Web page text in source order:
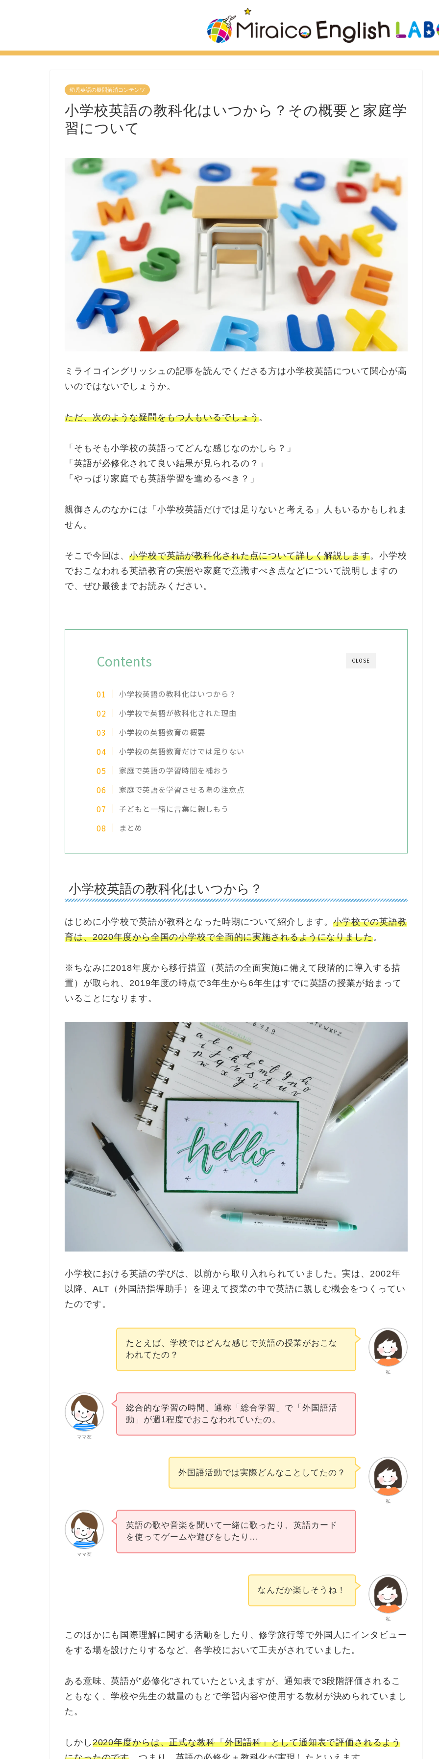
幼児英語の疑問解消コンテンツ
小学校英語の教科化はいつから？その概要と家庭学
習について
ミライコイングリッシュの記事を読んでくださる方は小学校英語について関心が高
いのではないでしょうか。
ただ、次のような疑問をもつ人もいるでしょう。
「そもそも小学校の英語ってどんな感じなのかしら？」
「英語が必修化されて良い結果が見られるの？」
「やっぱり家庭でも英語学習を進めるべき？」
親御さんのなかには「小学校英語だけでは足りないと考える」人もいるかもしれま
せん。
そこで今回は、小学校で英語が教科化された点について詳しく解説します。小学校
でおこなわれる英語教育の実態や家庭で意識すべき点などについて説明しますの
で、ぜひ最後までお読みください。
CLOSE
Contents
小学校英語の教科化はいつから？
小学校で英語が教科化された理由
小学校の英語教育の概要
小学校の英語教育だけでは足りない
家庭で英語の学習時間を補おう
家庭で英語を学習させる際の注意点
子どもと一緒に言葉に親しもう
まとめ
小学校英語の教科化はいつから？
はじめに小学校で英語が教科となった時期について紹介します。 小学校での英語教
育は、2020年度から全国の小学校で全面的に実施されるようになりました。
※ちなみに2018年度から移行措置（英語の全面実施に備えて段階的に導入する措
置）が取られ、2019年度の時点で3年生から6年生はすでに英語の授業が始まって
いることになります。
小学校における英語の学びは、以前から取り入れられていました。実は、2002年
以降、ALT（外国語指導助手）を迎えて授業の中で英語に親しむ機会をつくってい
たのです。
私
たとえば、学校ではどんな感じで英語の授業がおこな
われてたの？
ママ友
総合的な学習の時間、通称「総合学習」で「外国語活
動」が週1程度でおこなわれていたの。
私
外国語活動では実際どんなことしてたの？
ママ友
英語の歌や音楽を聞いて一緒に歌ったり、英語カード
を使ってゲームや遊びをしたり…
私
なんだか楽しそうね！
このほかにも国際理解に関する活動をしたり、修学旅行等で外国人にインタビュー
をする場を設けたりするなど、各学校において工夫がされていました。
ある意味、英語が”必修化”されていたといえますが、通知表で3段階評価されるこ
ともなく、学校や先生の裁量のもとで学習内容や使用する教材が決められていまし
た。
しかし 2020年度からは、正式な教科「外国語科」として通知表で評価されるよう